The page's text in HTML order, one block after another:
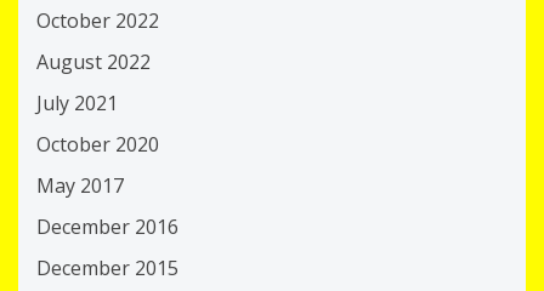
October 2022
August 2022
July 2021
October 2020
May 2017
December 2016
December 2015